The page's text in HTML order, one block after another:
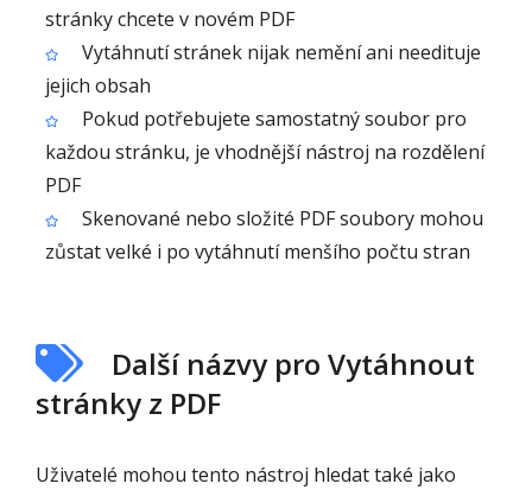
stránky chcete v novém PDF
Vytáhnutí stránek nijak nemění ani needituje
jejich obsah
Pokud potřebujete samostatný soubor pro
každou stránku, je vhodnější nástroj na rozdělení
PDF
Skenované nebo složité PDF soubory mohou
zůstat velké i po vytáhnutí menšího počtu stran
Další názvy pro Vytáhnout
stránky z PDF
Uživatelé mohou tento nástroj hledat také jako